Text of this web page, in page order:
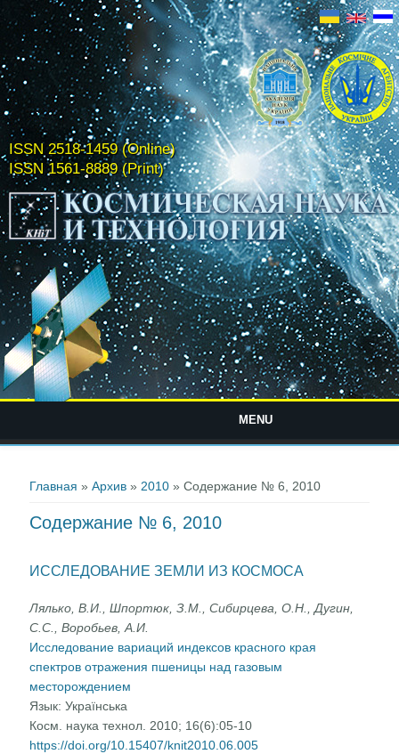
ISSN 2518-1459 (Online)
ISSN 1561-8889 (Print)
MENU
Главная »Архив » 2010 » Содержание № 6, 2010
Содержание № 6, 2010
ИССЛЕДОВАНИЕ ЗЕМЛИ ИЗ КОСМОСА
Лялько, В.И., Шпортюк, З.М., Сибирцева, О.Н., Дугин,
С.С., Воробьев, А.И.
Исследование вариаций индексов красного края
спектров отражения пшеницы над газовым
месторождением
Язык:Українська
Косм. наука технол. 2010; 16(6):05-10
https://doi.org/10.15407/knit2010.06.005